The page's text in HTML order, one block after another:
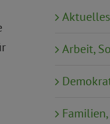
Aktuelles
Arbeit,